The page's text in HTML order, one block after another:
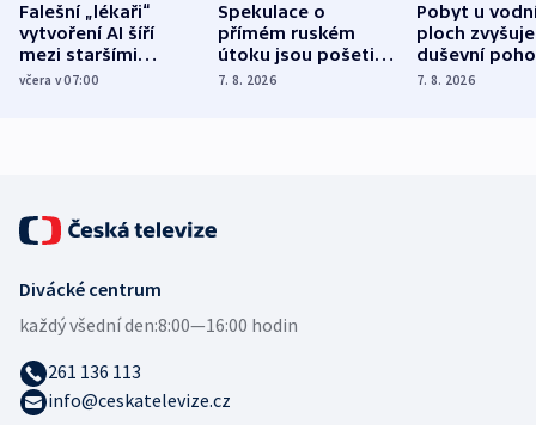
Falešní „lékaři“
vytvoření AI šíří
mezi staršími
Poláky nebezpečné
včera v 07:00
Spekulace o
přímém ruském
útoku jsou pošetilé,
míní estonský
7. 8. 2026
Pobyt u
ploch zvyšuje
duševní
ukázala
7. 8. 2026
Divácké centrum
každý všední den:8:00—16:00 hodin
261 136 113
info@ceskatelevize.cz